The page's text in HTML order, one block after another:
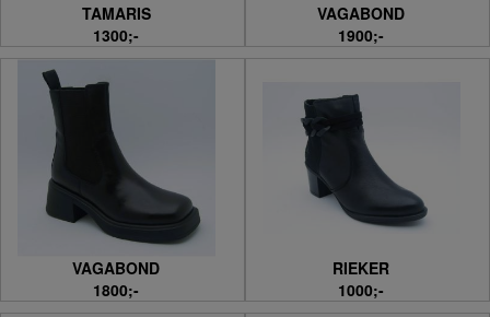
TAMARIS
1300;-
VAGABOND
1900;-
VAGABOND
1800;-
RIEKER
1000;-